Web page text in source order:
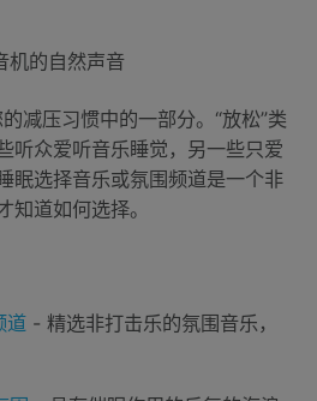
机的自然声音
减压习惯中的一部分。“放松”类
听众爱听音乐睡觉，另一些只爱
眠选择音乐或氛围频道是一个非
知道如何选择。
道 - 精选非打击乐的氛围音乐，